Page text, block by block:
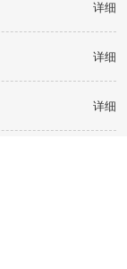
详细
详细
详细